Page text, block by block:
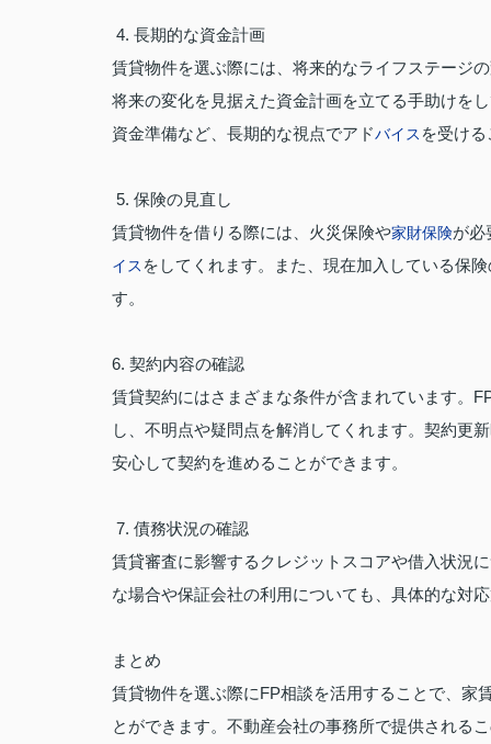
4. 長期的な資金計画
賃貸物件を選ぶ際には、将来的なライフステージ
将来の変化を見据えた資金計画を立てる手助けを
資金準備など、長期的な視点でアドバイス を受け
5. 保険の見直し
賃貸物件を借りる際には、火災保険や家財保険が必
イス をしてくれます。また、現在加入している保
す。
6. 契約内容の確認
賃貸契約にはさまざまな条件が含まれています。
し、不明点や疑問点を解消してくれます。契約更
安心して契約を進めることができます。
7. 債務状況の確認
賃貸審査に影響するクレジットスコアや借入状況
な場合や保証会社の利用についても、具体的な対
まとめ
賃貸物件を選ぶ際にFP相談を活用することで、家
とができます。不動産会社の事務所で提供される